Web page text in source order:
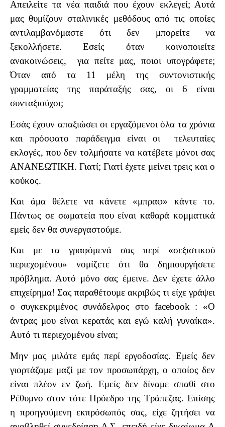
Απειλείτε τα νέα παιδιά που έχουν εκλεγεί; Αυτά
μας θυμίζουν σταλινικές μεθόδους από τις οποίες
αντιλαμβανόμαστε ότι δεν μπορείτε να
ξεκολλήσετε. Εσείς όταν κοινοποιείτε
ανακοινώσεις,
για πείτε μας, ποιοι υπογράφετε;
Όταν από τα 11 μέλη της συντονιστικής
γραμματείας της παράταξής σας, οι 6 είναι
συνταξιούχοι;
Εσάς έχουν απαξιώσει οι εργαζόμενοι όλα τα χρόνια
και πρόσφατο παράδειγμα είναι οι
τελευταίες
εκλογές, που δεν τολμήσατε να κατέβετε μόνοι σας
ΑΝΑΝΕΩΤΙΚΗ. Γιατί; Γιατί έχετε μείνει τρεις και ο
κούκος.
Και άμα θέλετε να κάνετε «μπραφ» κάντε το.
Πάντως σε σωματεία που είναι καθαρά κομματικά
εμείς δεν θα συνεργαστούμε.
Και με τα γραφόμενά σας περί «σεξιστικού
περιεχομένου» νομίζετε ότι θα δημιουργήσετε
πρόβλημα. Αυτό μόνο σας έμεινε. Δεν έχετε άλλο
επιχείρημα! Σας παραθέτουμε ακριβώς τι είχε γράψει
ο συγκεκριμένος συνάδελφος στο facebook : «Ο
άντρας μου είναι κερατάς και εγώ καλή γυναίκα».
Αυτό τι περιεχομένου είναι;
Μην μας μιλάτε εμάς περί εργοδοσίας. Εμείς δεν
γιορτάζαμε μαζί με τον προσωπάρχη, ο οποίος δεν
είναι πλέον εν ζωή. Εμείς δεν δίναμε σπαθί στο
Ρέθυμνο στον τότε Πρόεδρο της Τράπεζας. Επίσης
η προηγούμενη εκπρόσωπός σας, είχε ζητήσει να